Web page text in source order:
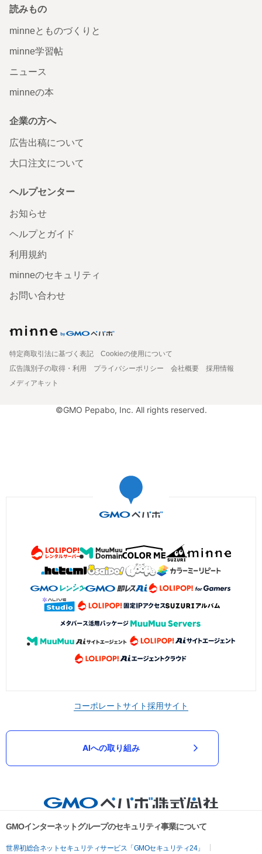
読みもの
minneとものづくりと
minne学習帖
ニュース
minneの本
企業の方へ
広告出稿について
大口注文について
ヘルプセンター
お知らせ
ヘルプとガイド
利用規約
minneのセキュリティ
お問い合わせ
特定商取引法に基づく表記
Cookieの使用について
広告識別子の取得・利用
プライバシーポリシー 会社概要
採用情報
メディアキット
©GMO Pepabo, Inc. All rights reserved.
コーポレートサイト採用サイト
AIへの取り組み
GMOインターネットグループのセキュリティ事業について
世界初総合ネットセキュリティサービス「GMOセキュリティ24」